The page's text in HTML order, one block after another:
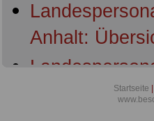
Anhalt:
Anhalt: § 1Startseite